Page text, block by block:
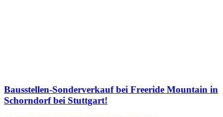
Bausstellen-Sonderverkauf bei Freeride Mountain in
Schorndorf bei Stuttgart!